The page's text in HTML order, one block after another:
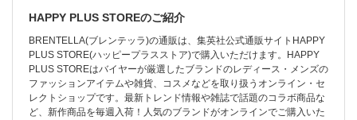
HAPPY PLUS STOREのご紹介
BRENTELLA(ブレンテッラ)の通販は、集英社公式通販サイトHAPPY
PLUS STORE(ハッピープラスストア)で購入いただけます。HAPPY
PLUS STOREはバイヤーが厳選したブランドのレディース・メンズの
ファッションアイテムや雑貨、コスメなどを取り扱うオンライン・セ
レクトショップです。最新トレンド情報や雑誌で話題のコラボ商品な
ど、新作商品を毎週入荷！人気のブランドがオンラインでご購入いた